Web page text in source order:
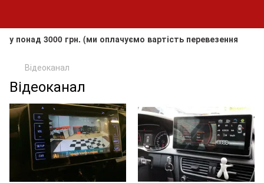
3000 грн. (ми оплачуємо вартість перевезення до
Відеоканал
Відеоканал